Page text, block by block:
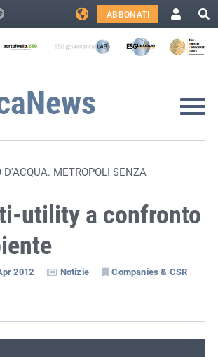
ABBONATI
D'ACQUA. METROPOLI SENZA
utility a confronto
2012 Notizie Companies & CSR